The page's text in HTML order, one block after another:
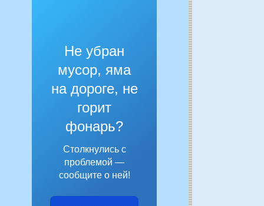
Не убран
мусор, яма
на дороге, не
горит
фонарь?
Столкнулись с
проблемой —
сообщите о ней!